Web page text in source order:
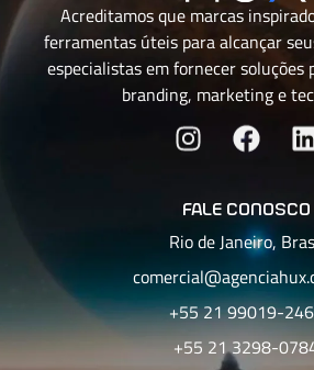
Acreditamos que marcas
ferramentas úteis para alcançar
especialistas em fornecer soluções
branding, marketing e
fale conosco
Rio de Janeiro,
+55 21 99019-
+55 21 3298-